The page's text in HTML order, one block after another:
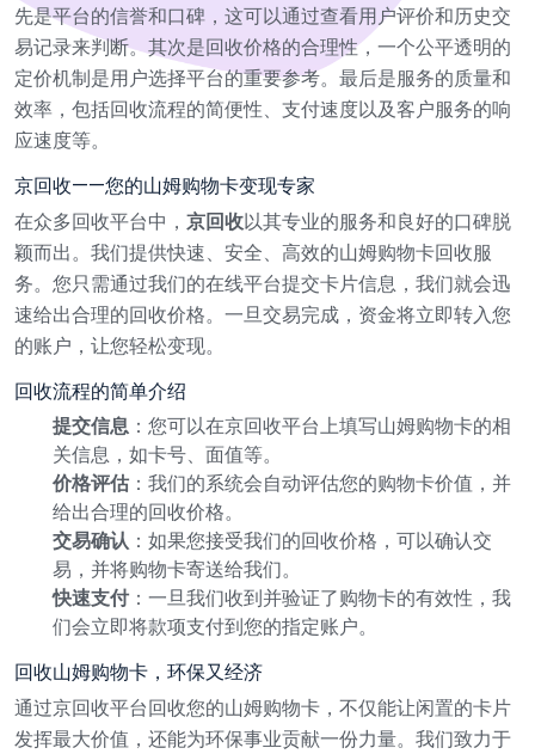
先是平台的信誉和口碑，这可以通过查看用户评价和历史交
易记录来判断。其次是回收价格的合理性，一个公平透明的
定价机制是用户选择平台的重要参考。最后是服务的质量和
效率，包括回收流程的简便性、支付速度以及客户服务的响
应速度等。
京回收——您的山姆购物卡变现专家
在众多回收平台中， 京回收以其专业的服务和良好的口碑脱
颖而出。我们提供快速、安全、高效的山姆购物卡回收服
务。您只需通过我们的在线平台提交卡片信息，我们就会迅
速给出合理的回收价格。一旦交易完成，资金将立即转入您
的账户，让您轻松变现。
回收流程的简单介绍
提交信息 ：您可以在京回收平台上填写山姆购物卡的相
关信息，如卡号、面值等。
价格评估：我们的系统会自动评估您的购物卡价值，并
给出合理的回收价格。
交易确认 ：如果您接受我们的回收价格，可以确认交
易，并将购物卡寄送给我们。
快速支付：一旦我们收到并验证了购物卡的有效性，我
们会立即将款项支付到您的指定账户。
回收山姆购物卡，环保又经济
通过京回收平台回收您的山姆购物卡，不仅能让闲置的卡片
发挥最大价值，还能为环保事业贡献一份力量。我们致力于